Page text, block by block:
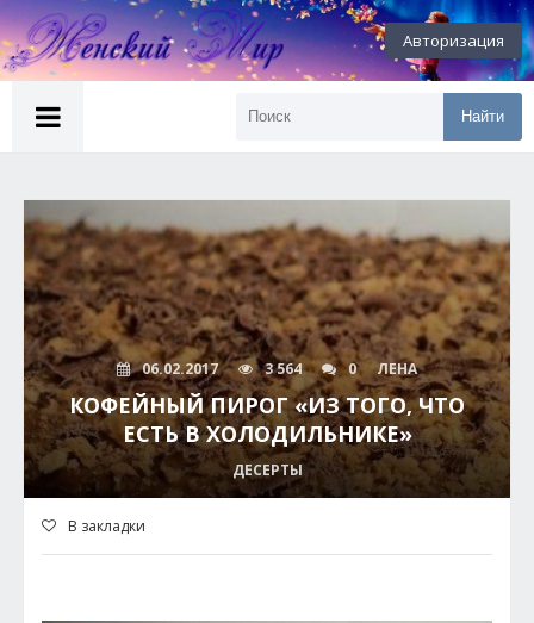
Авторизация
Найти
06.02.2017 3 564 0 ЛЕНА
КОФЕЙНЫЙ ПИРОГ «ИЗ ТОГО, ЧТО
ЕСТЬ В ХОЛОДИЛЬНИКЕ»
ДЕСЕРТЫ
В закладки